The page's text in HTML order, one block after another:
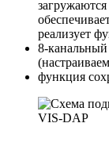
реализует
8-
функция